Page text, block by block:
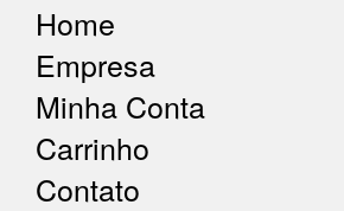
Home
Empresa
Minha Conta
Carrinho
Contato